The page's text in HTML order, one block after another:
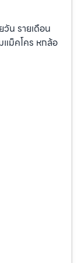
น รายเดือน
ม็คโคร หกล้อ